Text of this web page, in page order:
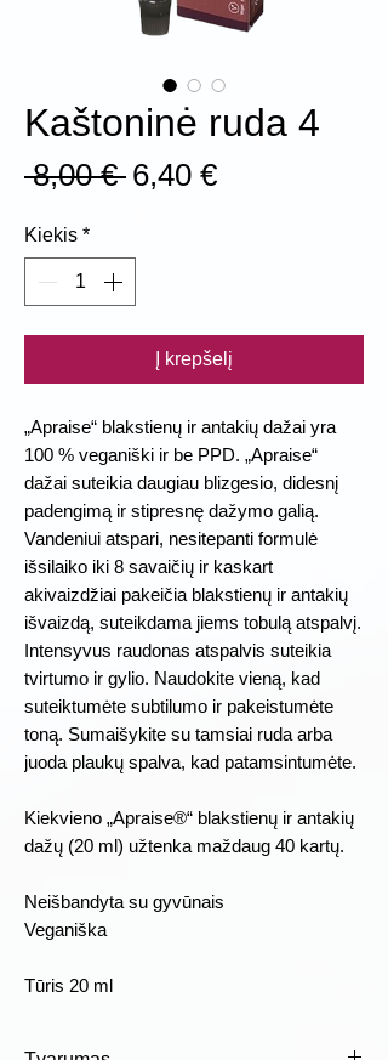
Kaštoninė ruda 4
8,00 € Įprastinė
6,40 €Pardavimo
Kiekis *
Į krepšelį
„Apraise“ blakstienų ir antakių dažai yra
100 % veganiški ir be PPD. „Apraise“
dažai suteikia daugiau blizgesio, didesnį
padengimą ir stipresnę dažymo galią.
Vandeniui atspari, nesitepanti formulė
išsilaiko iki 8 savaičių ir kaskart
akivaizdžiai pakeičia blakstienų ir antakių
išvaizdą, suteikdama jiems tobulą atspalvį.
Intensyvus raudonas atspalvis suteikia
tvirtumo ir gylio. Naudokite vieną, kad
suteiktumėte subtilumo ir pakeistumėte
toną. Sumaišykite su tamsiai ruda arba
juoda plaukų spalva, kad patamsintumėte.
Kiekvieno „Apraise®“ blakstienų ir antakių
dažų (20 ml) užtenka maždaug 40 kartų.
Neišbandyta su gyvūnais
Veganiška
Tūris 20 ml